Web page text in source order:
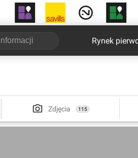
Rynek
Zdjęcia 115